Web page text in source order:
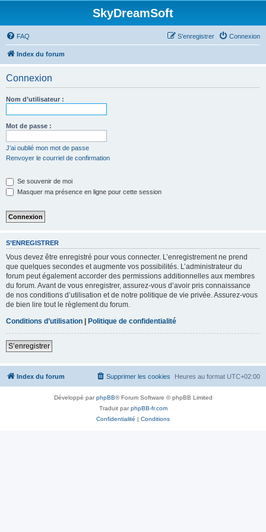
SkyDreamSoft
FAQ Connexion
S’enregistrer
Index du forum
Connexion
Nom d’utilisateur :
Mot de passe :
J’ai oublié mon mot de passe
Renvoyer le courriel de confirmation
Se souvenir de moi
Masquer ma présence en ligne pour cette session
S’ENREGISTRER
Vous devez être enregistré pour vous connecter. L’enregistrement ne prend
que quelques secondes et augmente vos possibilités. L’administrateur du
forum peut également accorder des permissions additionnelles aux membres
du forum. Avant de vous enregistrer, assurez-vous d’avoir pris connaissance
de nos conditions d’utilisation et de notre politique de vie privée. Assurez-vous
de bien lire tout le règlement du forum.
Conditions d’utilisation | Politique de confidentialité
S’enregistrer
Index du forum Heures au format UTC+02:00
Supprimer les cookies
Développé parphpBB® Forum Software © phpBB Limited
Traduit parphpBB-fr.com
Confidentialité | Conditions